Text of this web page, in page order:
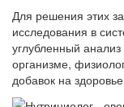
Для решения этих
исследования в
углубленный
организме,
добавок на